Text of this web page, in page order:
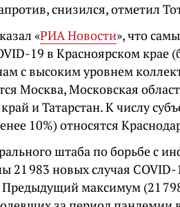
снизился, отметил
«РИА Новости», что
19 в Красноярском крае
с высоким уровнем
Москва, Московская
и Татарстан. К числу
10%) относятся
штаба по борьбе с
21 983 новых случая
Предыдущий максимум (21